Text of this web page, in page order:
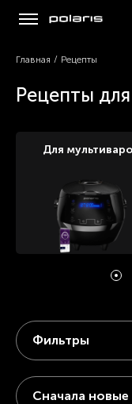
Главная / Рецепты
Рецепты
Для
Фильтры
Сначала новые